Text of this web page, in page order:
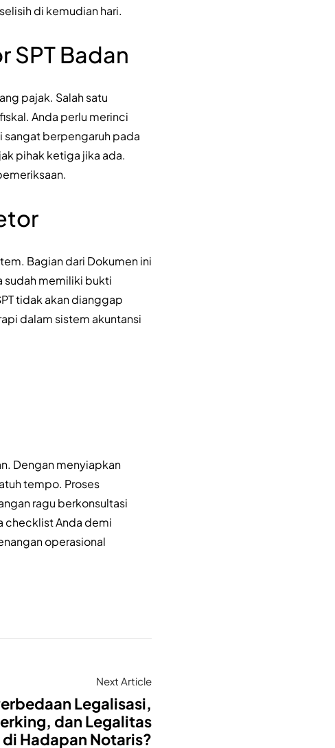
di kemudian hari.
SPT Badan
pajak. Salah satu
Anda perlu merinci
sangat berpengaruh pada
pihak ketiga jika ada.
Bagian dari Dokumen ini
sudah memiliki bukti
tidak akan dianggap
dalam sistem akuntansi
Dengan menyiapkan
tempo. Proses
ragu berkonsultasi
checklist Anda demi
operasional
Next Article
Legalisasi,
dan Legalitas
Hadapan Notaris?